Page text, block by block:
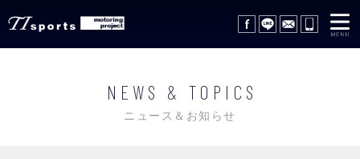
NEWS & TOPICS
ニュース＆お知らせ